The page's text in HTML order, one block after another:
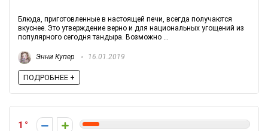
Блюда, приготовленные в настоящей печи, всегда получаются
вкуснее. Это утверждение верно и для национальных угощений из
популярного сегодня тандыра. Возможно ...
Энни Купер 16.01.2019
ПОДРОБНЕЕ +
1